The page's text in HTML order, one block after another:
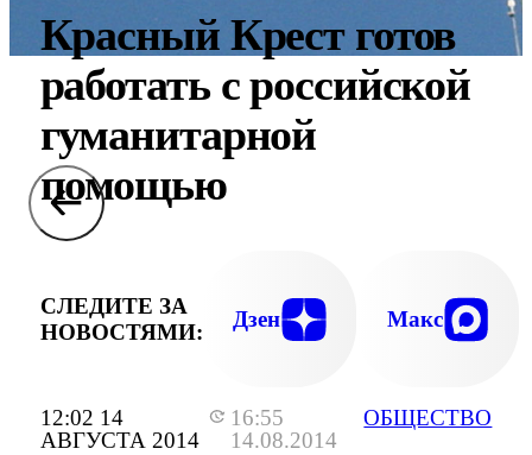
12:02 14
АВГУСТА 2014
16:55
14.08.2014
ОБЩЕСТВО
Красный Крест готов
работать с российской
гуманитарной
помощью
СЛЕДИТЕ ЗА
НОВОСТЯМИ:
Дзен Макс